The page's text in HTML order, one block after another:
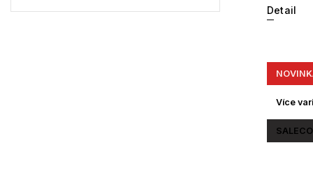
Detail
Více